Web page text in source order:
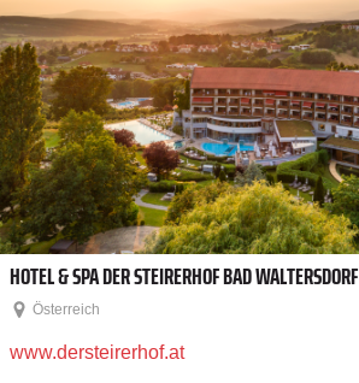
HOTEL & SPA DER STEIRERHOF BAD WALTERSDORF
Österreich
www.dersteirerhof.at